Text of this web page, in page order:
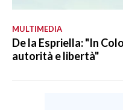
MULTIMEDIA
De la Espriella: "In
autorità e libertà"